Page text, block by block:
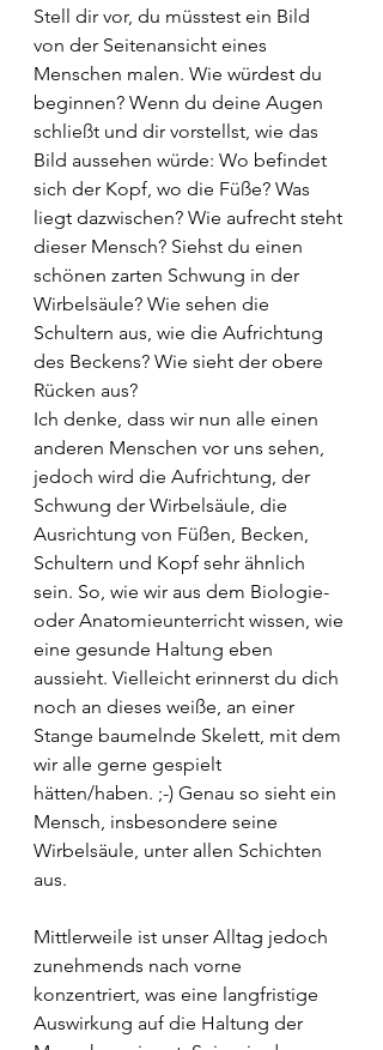
Stell dir vor, du müsstest ein Bild
von der Seitenansicht eines
Menschen malen. Wie würdest du
beginnen? Wenn du deine Augen
schließt und dir vorstellst, wie das
Bild aussehen würde: Wo befindet
sich der Kopf, wo die Füße? Was
liegt dazwischen? Wie aufrecht steht
dieser Mensch? Siehst du einen
schönen zarten Schwung in der
Wirbelsäule? Wie sehen die
Schultern aus, wie die Aufrichtung
des Beckens? Wie sieht der obere
Rücken aus?
Ich denke, dass wir nun alle einen
anderen Menschen vor uns sehen,
jedoch wird die Aufrichtung, der
Schwung der Wirbelsäule, die
Ausrichtung von Füßen, Becken,
Schultern und Kopf sehr ähnlich
sein. So, wie wir aus dem Biologie-
oder Anatomieunterricht wissen, wie
eine gesunde Haltung eben
aussieht. Vielleicht erinnerst du dich
noch an dieses weiße, an einer
Stange baumelnde Skelett, mit dem
wir alle gerne gespielt
hätten/haben. ;-) Genau so sieht ein
Mensch, insbesondere seine
Wirbelsäule, unter allen Schichten
aus.
Mittlerweile ist unser Alltag jedoch
zunehmends nach vorne
konzentriert, was eine langfristige
Auswirkung auf die Haltung der